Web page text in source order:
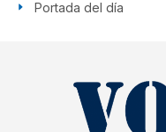
Portada del día